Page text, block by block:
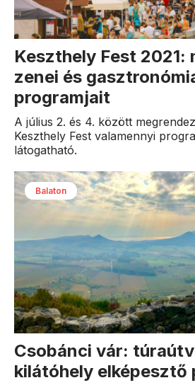
Keszthely Fest 2021:
zenei és
programjait
A július 2. és 4. között
Keszthely Fest valamennyi
látogatható.
Balaton
Csobánci vár:
kilátóhely elképesztő